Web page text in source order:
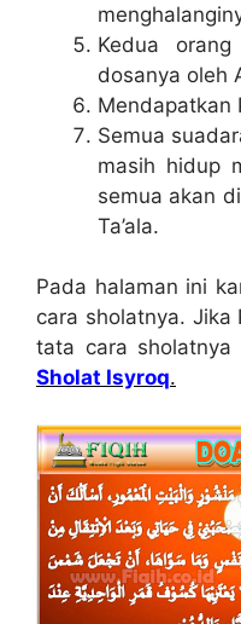
Kedua
dosanya oleh
Mendapatkan
Semua
masih hidup
semua akan
Ta’ala.
Pada halaman ini
cara sholatnya. Jika
tata cara
Sholat Isyroq.